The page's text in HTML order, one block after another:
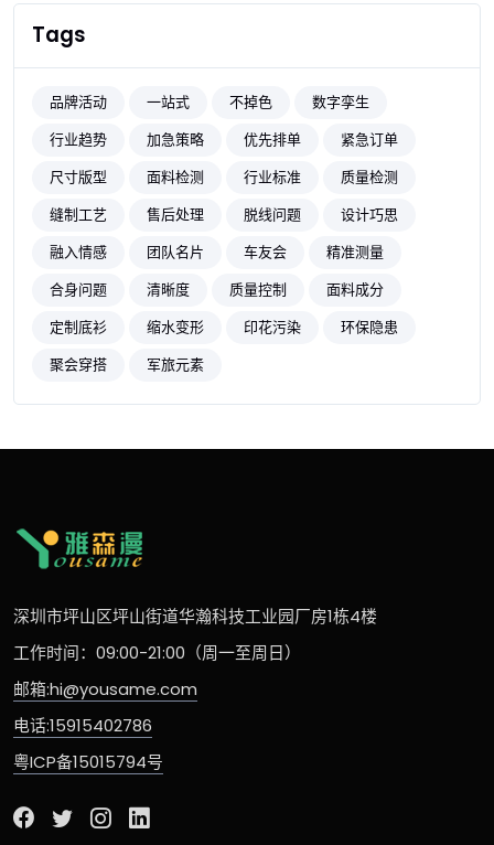
Tags
品牌活动 一站式 不掉色
数字孪生
行业趋势
加急策略 优先排单
紧急订单
尺寸版型
面料检测 行业标准
质量检测
缝制工艺
售后处理 脱线问题
设计巧思
融入情感
团队名片 车友会
精准测量
合身问题
清晰度 质量控制
面料成分
定制底衫
缩水变形 印花污染
环保隐患
聚会穿搭
军旅元素
深圳市坪山区坪山街道华瀚科技工业园厂房1栋4楼
工作时间：09:00-21:00（周一至周日）
邮箱:hi@yousame.com
电话:15915402786
粤ICP备15015794号